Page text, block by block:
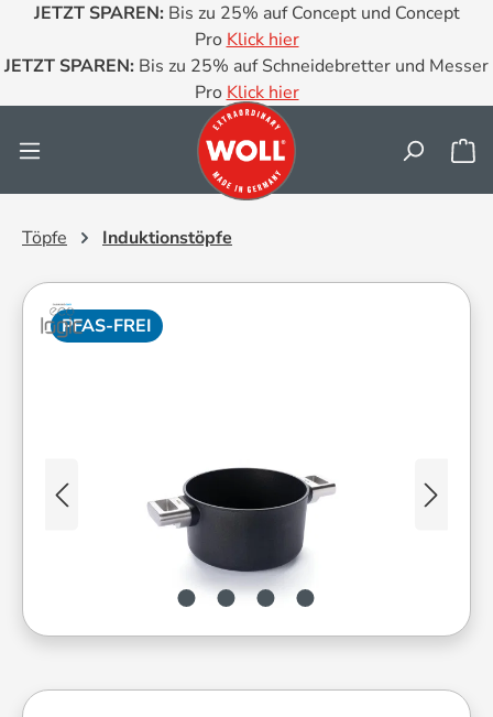
Zum Hauptinhalt springen
JETZT SPAREN: Bis zu 25% auf Concept und Concept
Pro Klick hier
JETZT SPAREN: Bis zu 25% auf Schneidebretter und Messer
Pro Klick hier
Töpfe Induktionstöpfe
PFAS-FREI